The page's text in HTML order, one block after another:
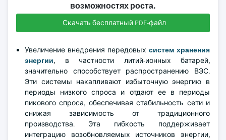
возможностях роста.
Скачать бесплатный PDF-файл
Увеличение внедрения передовых систем хранения
энергии, в частности литий-ионных батарей,
значительно способствует распространению ВЭС.
Эти системы накапливают избыточную энергию в
периоды низкого спроса и отдают ее в периоды
пикового спроса, обеспечивая стабильность сети и
снижая зависимость от традиционного
производства. Эта гибкость поддерживает
интеграцию возобновляемых источников энергии,